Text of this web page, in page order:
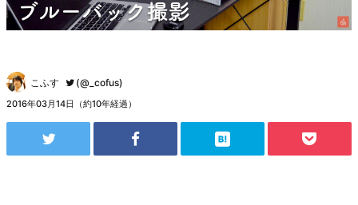
こふす (@_cofus)
2016年03月14日（約10年経過）